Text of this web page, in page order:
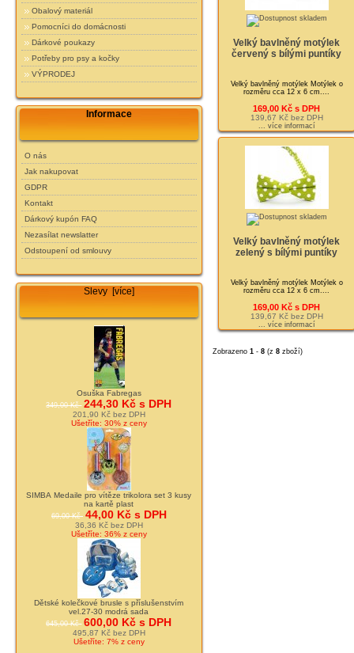
Obalový materiál
Pomocníci do domácnosti
Dárkové poukazy
Potřeby pro psy a kočky
VÝPRODEJ
Informace
O nás
Jak nakupovat
GDPR
Kontakt
Dárkový kupón FAQ
Nezasílat newslatter
Odstoupení od smlouvy
Slevy [více]
Osuška Fabregas
349,00 Kč 244,30 Kč s DPH
201,90 Kč bez DPH
Ušetříte: 30% z ceny
SIMBA Medaile pro vítěze trikolora set 3 kusy
na kartě plast
69,00 Kč 44,00 Kč s DPH
36,36 Kč bez DPH
Ušetříte: 36% z ceny
Dětské kolečkové brusle s příslušenstvím
vel.27-30 modrá sada
645,00 Kč 600,00 Kč s DPH
495,87 Kč bez DPH
Ušetříte: 7% z ceny
Velký bavlněný motýlek
červený s bílými puntíky
Velký bavlněný motýlek Motýlek o
rozměru cca 12 x 6 cm....
169,00 Kč s DPH
139,67 Kč bez DPH
... více informací
Velký bavlněný motýlek
zelený s bílými puntíky
Velký bavlněný motýlek Motýlek o
rozměru cca 12 x 6 cm....
169,00 Kč s DPH
139,67 Kč bez DPH
... více informací
Zobrazeno 1 - 8(z 8zboží)